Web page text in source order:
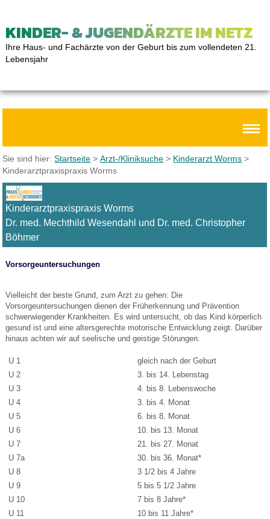
KINDER- & JUGENDÄRZTE IM NETZ
Ihre Haus- und Fachärzte von der Geburt bis zum vollendeten 21.
Lebensjahr
Sie sind hier:Startseite >Arzt-/Kliniksuche > Kinderarzt Worms >
Kinderarztpraxispraxis Worms
Kinderarztpraxispraxis Worms
Dr. med. Mechthild Wesendahl und Dr. med. Christopher
Böhmer
Vorsorgeuntersuchungen
Vielleicht der beste Grund, zum Arzt zu gehen: Die
Vorsorgeuntersuchungen dienen der Früherkennung und Prävention
schwerwiegender Krankheiten. Es wird untersucht, ob das Kind körperlich
gesund ist und eine altersgerechte motorische Entwicklung zeigt. Darüber
hinaus achten wir auf seelische und geistige Störungen.
U 1
gleich nach der Geburt
U 2
3. bis 14. Lebenstag
U 3
4. bis 8. Lebenswoche
U 4
3. bis 4. Monat
U 5
6. bis 8. Monat
U 6
10. bis 13. Monat
U 7
21. bis 27. Monat
U 7a
30. bis 36. Monat*
U 8
3 1/2 bis 4 Jahre
U 9
5 bis 5 1/2 Jahre
U 10
7 bis 8 Jahre*
U 11
10 bis 11 Jahre*